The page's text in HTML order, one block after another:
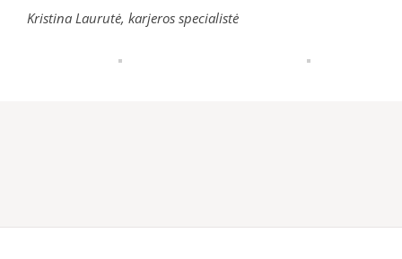
Kristina Laurutė, karjeros specialistė